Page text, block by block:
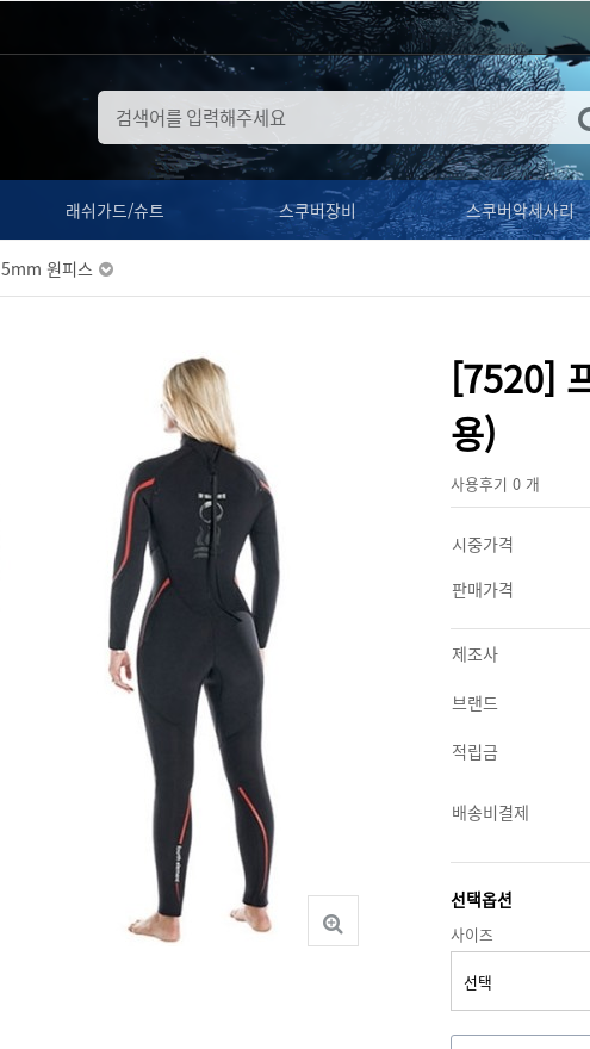
래쉬가드/슈트 스쿠버장비 스쿠버악세사리
5mm 원피스
[7520]
용)
사용후기 0 개
시중가격
판매가격
제조사
브랜드
적립금
배송비결제
선택옵션
사이즈